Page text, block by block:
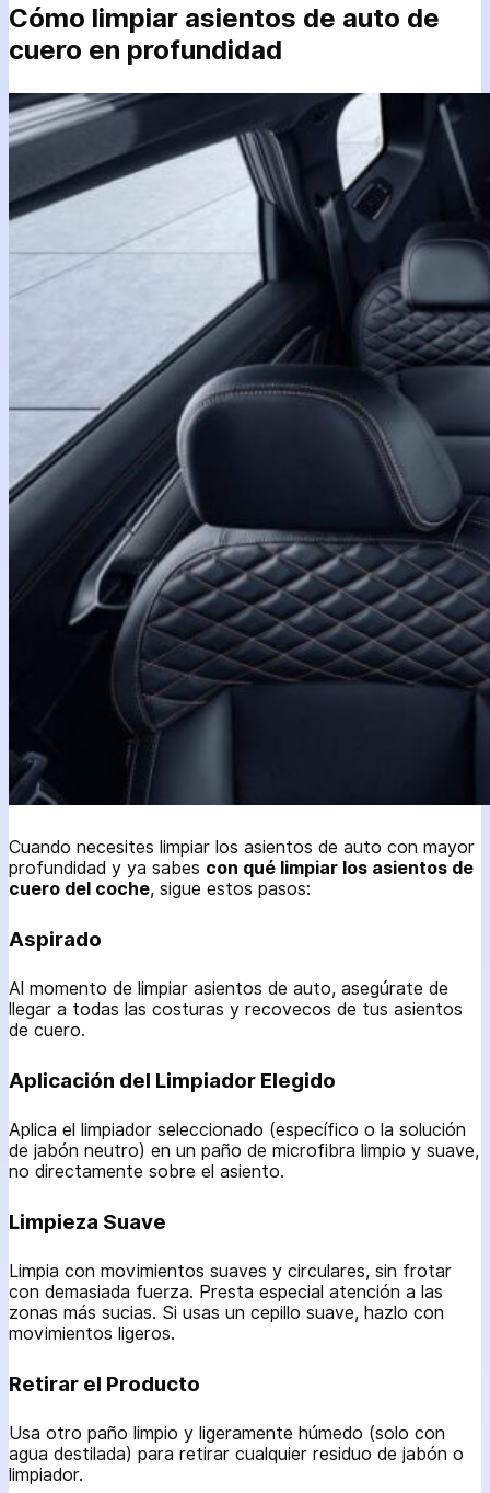
Cómo limpiar asientos de auto de
cuero en profundidad
Cuando necesites limpiar los asientos de auto con mayor
profundidad y ya sabes con qué limpiar los asientos de
cuero del coche, sigue estos pasos:
Aspirado
Al momento de limpiar asientos de auto, asegúrate de
llegar a todas las costuras y recovecos de tus asientos
de cuero.
Aplicación del Limpiador Elegido
Aplica el limpiador seleccionado (específico o la solución
de jabón neutro) en un paño de microfibra limpio y suave,
no directamente sobre el asiento.
Limpieza Suave
Limpia con movimientos suaves y circulares, sin frotar
con demasiada fuerza. Presta especial atención a las
zonas más sucias. Si usas un cepillo suave, hazlo con
movimientos ligeros.
Retirar el Producto
Usa otro paño limpio y ligeramente húmedo (solo con
agua destilada) para retirar cualquier residuo de jabón o
limpiador.